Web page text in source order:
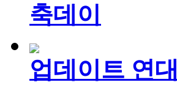
축데이
업데이트 연